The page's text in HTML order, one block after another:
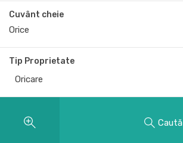
Cuvânt cheie
Tip Proprietate
Oricare
Caută